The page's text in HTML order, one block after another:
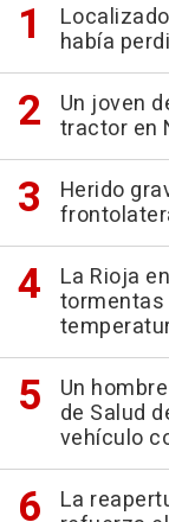
había
Un joven
tractor en
Herido
La Rioja
tormentas
Un
de Salud
vehículo
La